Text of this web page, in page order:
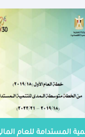
المستدامة للعام المالى 2018-